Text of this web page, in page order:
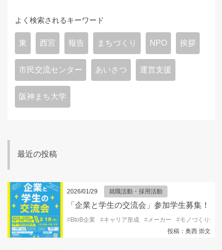
よく検索されるキーワード
東 西宮 報告 まちづくり NPO 挨拶
市民交流センター あいさつ 運営支援
阪神まち大学
最近の投稿
2026/01/29 就職活動・採用活動
「企業と学生の交流会」参加学生募集！
#BtoB企業 #キャリア形成 # メーカー #モノづくり企業
投稿：奥西 崇文